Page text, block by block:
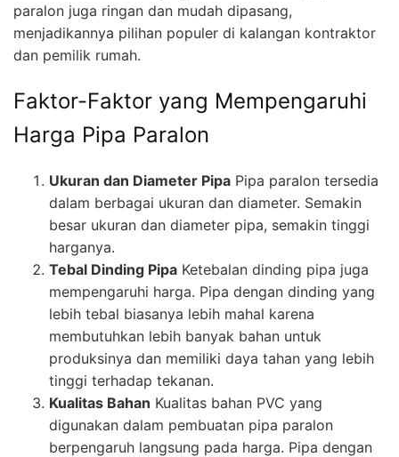
paralon juga ringan dan mudah dipasang,
menjadikannya pilihan populer di kalangan kontraktor
dan pemilik rumah.
Faktor-Faktor yang Mempengaruhi
Harga Pipa Paralon
Ukuran dan Diameter Pipa Pipa paralon tersedia
dalam berbagai ukuran dan diameter. Semakin
besar ukuran dan diameter pipa, semakin tinggi
harganya.
Tebal Dinding Pipa Ketebalan dinding pipa juga
mempengaruhi harga. Pipa dengan dinding yang
lebih tebal biasanya lebih mahal karena
membutuhkan lebih banyak bahan untuk
produksinya dan memiliki daya tahan yang lebih
tinggi terhadap tekanan.
Kualitas Bahan Kualitas bahan PVC yang
digunakan dalam pembuatan pipa paralon
berpengaruh langsung pada harga. Pipa dengan